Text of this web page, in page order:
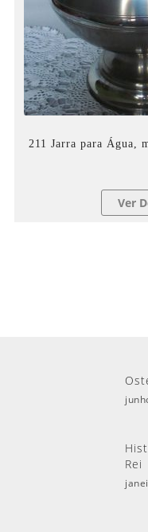
211 Jarra para Água,
Ver
Rei